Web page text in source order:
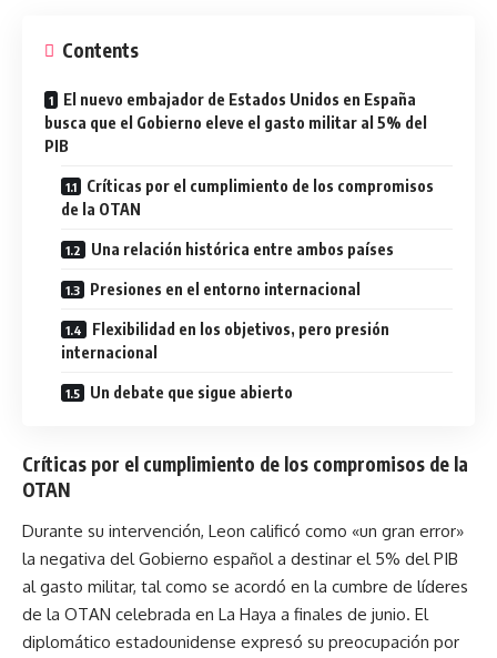
Contents
El nuevo embajador de Estados Unidos en España
busca que el Gobierno eleve el gasto militar al 5% del
PIB
Críticas por el cumplimiento de los compromisos
de la OTAN
Una relación histórica entre ambos países
Presiones en el entorno internacional
Flexibilidad en los objetivos, pero presión
internacional
Un debate que sigue abierto
Críticas por el cumplimiento de los compromisos de la
OTAN
Durante su intervención, Leon calificó como «un gran error»
la negativa del Gobierno español a destinar el 5% del PIB
al gasto militar, tal como se acordó en la cumbre de líderes
de la OTAN celebrada en La Haya a finales de junio. El
diplomático estadounidense expresó su preocupación por